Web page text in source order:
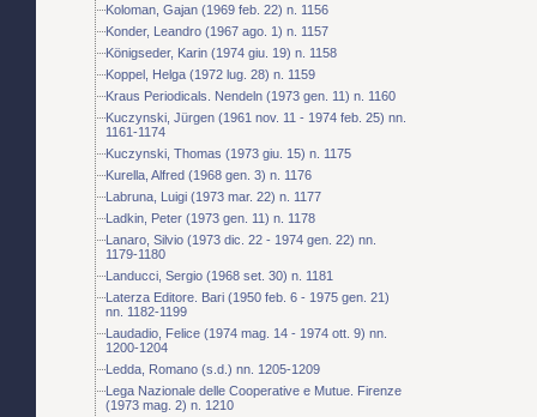
Koloman, Gajan (1969 feb. 22) n. 1156
Konder, Leandro (1967 ago. 1) n. 1157
Königseder, Karin (1974 giu. 19) n. 1158
Koppel, Helga (1972 lug. 28) n. 1159
Kraus Periodicals. Nendeln (1973 gen. 11) n. 1160
Kuczynski, Jürgen (1961 nov. 11 - 1974 feb. 25) nn.
1161-1174
Kuczynski, Thomas (1973 giu. 15) n. 1175
Kurella, Alfred (1968 gen. 3) n. 1176
Labruna, Luigi (1973 mar. 22) n. 1177
Ladkin, Peter (1973 gen. 11) n. 1178
Lanaro, Silvio (1973 dic. 22 - 1974 gen. 22) nn.
1179-1180
Landucci, Sergio (1968 set. 30) n. 1181
Laterza Editore. Bari (1950 feb. 6 - 1975 gen. 21)
nn. 1182-1199
Laudadio, Felice (1974 mag. 14 - 1974 ott. 9) nn.
1200-1204
Ledda, Romano (s.d.) nn. 1205-1209
Lega Nazionale delle Cooperative e Mutue. Firenze
(1973 mag. 2) n. 1210